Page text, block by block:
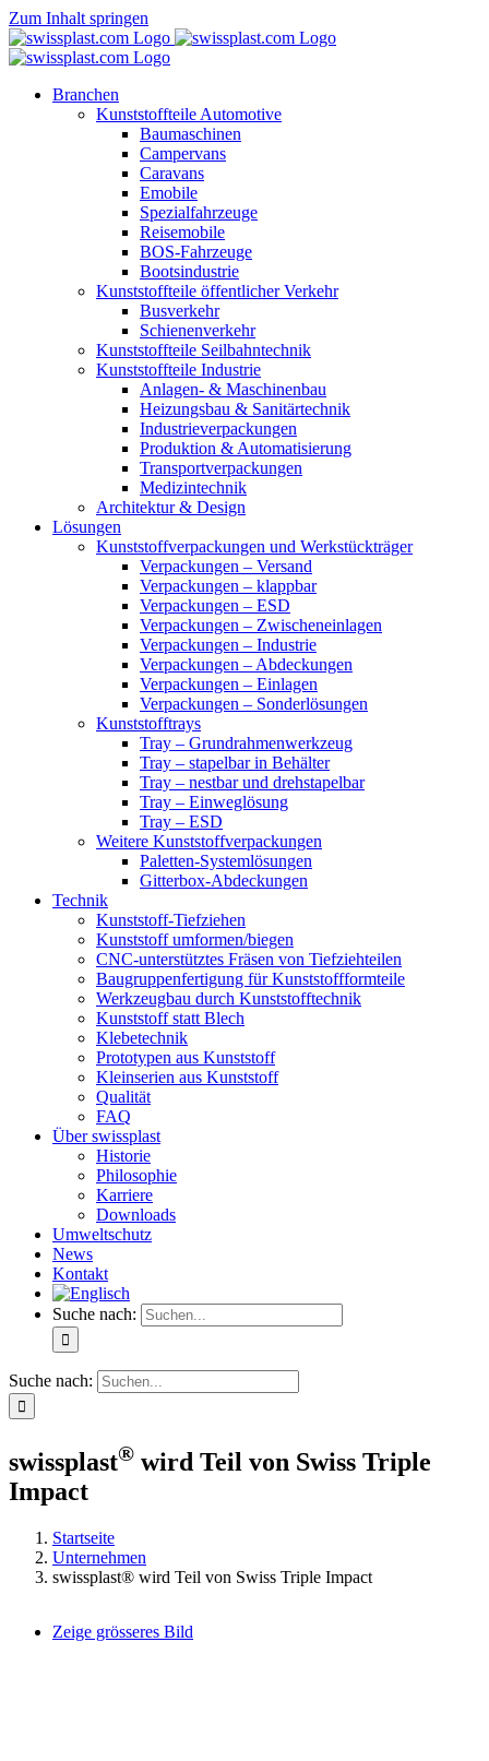
Zum Inhalt springen
Branchen
Kunststoffteile Automotive
Baumaschinen
Campervans
Caravans
Emobile
Spezialfahrzeuge
Reisemobile
BOS-Fahrzeuge
Bootsindustrie
Kunststoffteile öffentlicher Verkehr
Busverkehr
Schienenverkehr
Kunststoffteile Seilbahntechnik
Kunststoffteile Industrie
Anlagen- & Maschinenbau
Heizungsbau & Sanitärtechnik
Industrieverpackungen
Produktion & Automatisierung
Transportverpackungen
Medizintechnik
Architektur & Design
Lösungen
Kunststoffverpackungen und Werkstückträger
Verpackungen – Versand
Verpackungen – klappbar
Verpackungen – ESD
Verpackungen – Zwischeneinlagen
Verpackungen – Industrie
Verpackungen – Abdeckungen
Verpackungen – Einlagen
Verpackungen – Sonderlösungen
Kunststofftrays
Tray – Grundrahmenwerkzeug
Tray – stapelbar in Behälter
Tray – nestbar und drehstapelbar
Tray – Einweglösung
Tray – ESD
Weitere Kunststoffverpackungen
Paletten-Systemlösungen
Gitterbox-Abdeckungen
Technik
Kunststoff-Tiefziehen
Kunststoff umformen/biegen
CNC-unterstütztes Fräsen von Tiefziehteilen
Baugruppenfertigung für Kunststoffformteile
Werkzeugbau durch Kunststofftechnik
Kunststoff statt Blech
Klebetechnik
Prototypen aus Kunststoff
Kleinserien aus Kunststoff
Qualität
FAQ
Über swissplast
Historie
Philosophie
Karriere
Downloads
Umweltschutz
News
Kontakt
Suche nach:
Suche nach:
swissplast® wird Teil von Swiss Triple
Impact
Startseite
Unternehmen
swissplast® wird Teil von Swiss Triple Impact
Zeige grösseres Bild